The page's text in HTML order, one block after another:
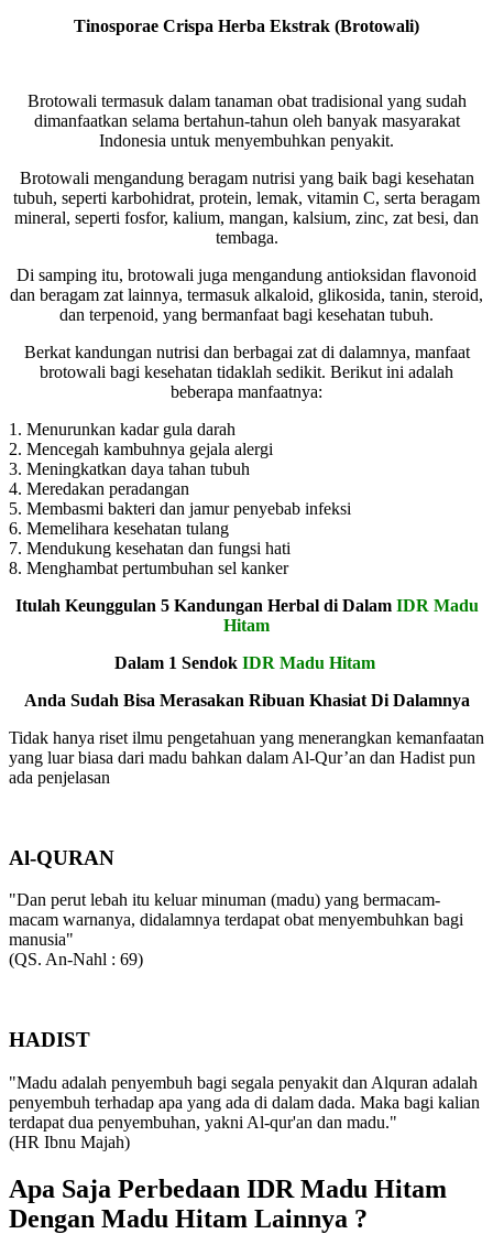
Tinosporae Crispa Herba Ekstrak (Brotowali)
Brotowali termasuk dalam tanaman obat tradisional yang sudah
dimanfaatkan selama bertahun-tahun oleh banyak masyarakat
Indonesia untuk menyembuhkan penyakit.
Brotowali mengandung beragam nutrisi yang baik bagi kesehatan
tubuh, seperti karbohidrat, protein, lemak, vitamin C, serta beragam
mineral, seperti fosfor, kalium, mangan, kalsium, zinc, zat besi, dan
tembaga.
Di samping itu, brotowali juga mengandung antioksidan flavonoid
dan beragam zat lainnya, termasuk alkaloid, glikosida, tanin, steroid,
dan terpenoid, yang bermanfaat bagi kesehatan tubuh.
Berkat kandungan nutrisi dan berbagai zat di dalamnya, manfaat
brotowali bagi kesehatan tidaklah sedikit. Berikut ini adalah
beberapa manfaatnya:
1. Menurunkan kadar gula darah
2. Mencegah kambuhnya gejala alergi
3. Meningkatkan daya tahan tubuh
4. Meredakan peradangan
5. Membasmi bakteri dan jamur penyebab infeksi
6. Memelihara kesehatan tulang
7. Mendukung kesehatan dan fungsi hati
8. Menghambat pertumbuhan sel kanker
Itulah Keunggulan 5 Kandungan Herbal di Dalam IDR Madu
Hitam
Dalam 1 Sendok IDR Madu Hitam
Anda Sudah Bisa Merasakan Ribuan Khasiat Di Dalamnya
Tidak hanya riset ilmu pengetahuan yang menerangkan kemanfaatan
yang luar biasa dari madu bahkan dalam Al-Qur’an dan Hadist pun
ada penjelasan
Al-QURAN
"Dan perut lebah itu keluar minuman (madu) yang bermacam-
macam warnanya, didalamnya terdapat obat menyembuhkan bagi
manusia"
(QS. An-Nahl : 69)
HADIST
"Madu adalah penyembuh bagi segala penyakit dan Alquran adalah
penyembuh terhadap apa yang ada di dalam dada. Maka bagi kalian
terdapat dua penyembuhan, yakni Al-qur'an dan madu."
(HR Ibnu Majah)
Apa Saja Perbedaan IDR Madu Hitam
Dengan Madu Hitam Lainnya ?